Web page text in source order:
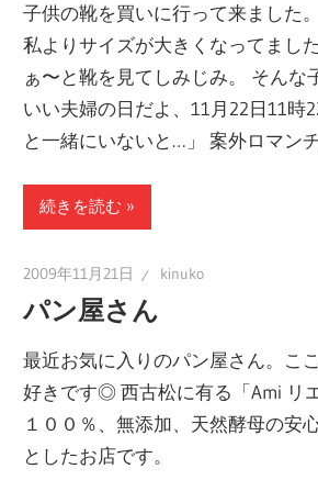
子供の靴を買いに行って来ました
私よりサイズが大きくなってまし
ぁ〜と靴を見てしみじみ。 そんな
いい夫婦の日だよ、11月22日11時
と一緒にいないと…」 案外ロマン
続きを読む
2009年11月21日 kinuko
パン屋さん
最近お気に入りのパン屋さん。こ
好きです◎ 西古松に有る「Ami リ
１００％、無添加、天然酵母の安
としたお店です。